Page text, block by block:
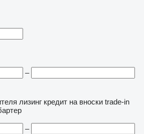
–
лизинг кредит на вноски trade-in
–